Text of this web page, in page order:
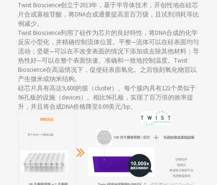
Twist Bioscience创立于2013年，基于半导体技术，开创性地在硅芯
片合成寡核苷酸，将DNA合成通量提高至百万级，且试剂消耗等比
例减少。
Twist Bioscience利用了硅作为芯片的良好特性，将DNA合成的化学
反应小型化，并精确控制流体位置。平整—流体可以在硅表面均匀
流动；坚硬—可以在不改变表面的情况下添加或去除其他材料；导
热性好—可以在整个表面快速、准确和一致地控制温度。Twist
Bioscience在高温情况下，促使硅表面氧化。之后蚀刻氧化物层以
产生微米或纳米结构。
硅芯片具有高达9,600的簇（cluster）、每个簇内具有121个类似于
96孔板的设施（devices）。相比96孔板，实现了百万倍的效率提
升，并且将合成DNA价格降至0.09美元/bp。